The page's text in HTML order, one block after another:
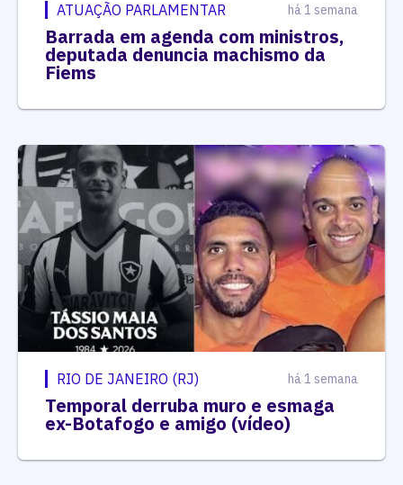
ATUAÇÃO PARLAMENTAR há 1 semana
Barrada em agenda com ministros,
deputada denuncia machismo da
Fiems
RIO DE JANEIRO (RJ) há 1 semana
Temporal derruba muro e esmaga
ex-Botafogo e amigo (vídeo)